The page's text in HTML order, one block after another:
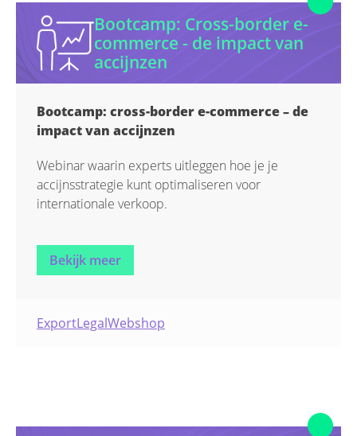
Bootcamp: Cross-border e-
commerce - de impact van
accijnzen
Bootcamp: cross-border e-commerce – de
impact van accijnzen
Webinar waarin experts uitleggen hoe je je
accijnsstrategie kunt optimaliseren voor
internationale verkoop.
Bekijk meer
ExportLegalWebshop